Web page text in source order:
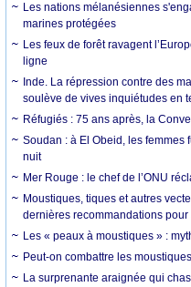
Les nations mélanésiennes
marines protégées
Les feux de forêt ravagent
ligne
Inde. La répression contre des
soulève de vives inquiétudes en
Réfugiés : 75 ans après, la
Soudan : à El Obeid, les
nuit
Mer Rouge : le chef de l’ONU
Moustiques, tiques et autres
dernières recommandations pour
Les « peaux à moustiques » :
Peut-on combattre les
La surprenante araignée qui